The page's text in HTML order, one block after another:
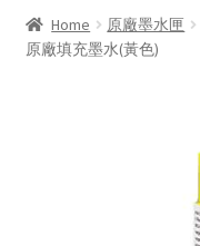
我的帳號
Home 原廠墨水匣
原廠填充墨水(黃色)